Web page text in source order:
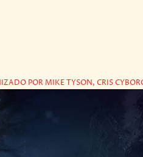
POR MIKE TYSON, CRIS